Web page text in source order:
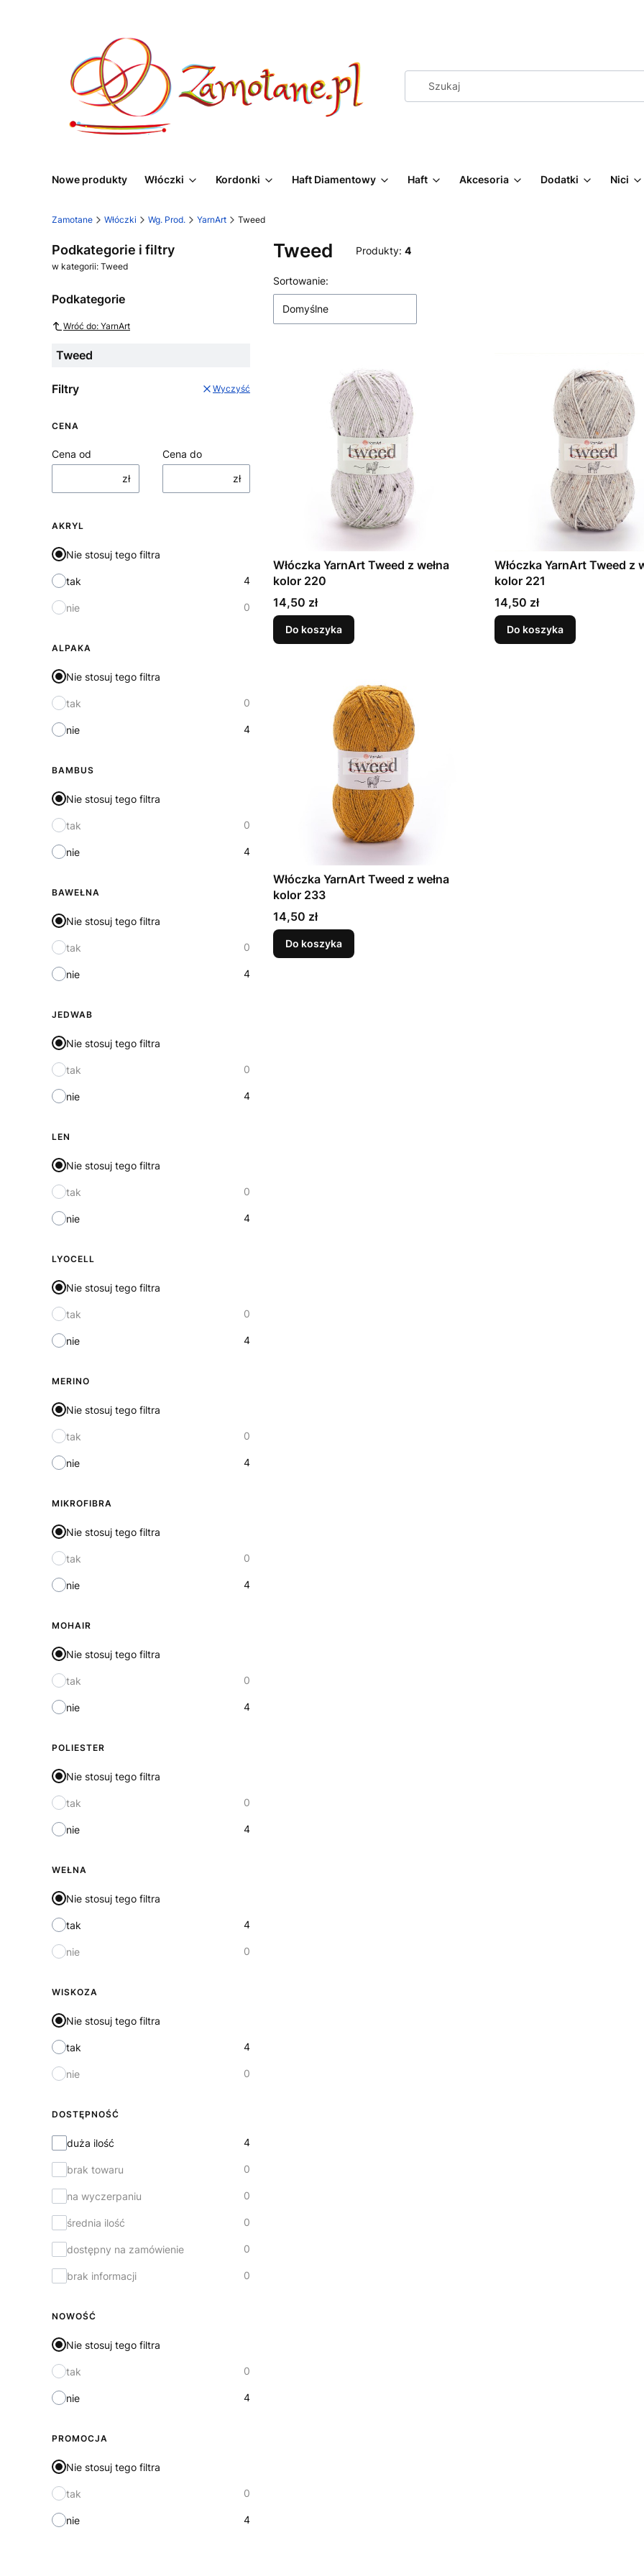
Nowe produkty Włóczki Kordonki Haft Diamentowy Haft Akcesoria Dodatki Nici
Zamotane Włóczki Wg. Prod. YarnArt Tweed
Podkategorie i filtry
w kategorii: Tweed
Podkategorie
Wróć do: YarnArt
Tweed
Filtry Wyczyść
CENA
Cena od
zł
Cena do
zł
AKRYL
Nie stosuj tego filtra
tak 4
nie 0
ALPAKA
Nie stosuj tego filtra
tak 0
nie 4
BAMBUS
Nie stosuj tego filtra
tak 0
nie 4
BAWEŁNA
Nie stosuj tego filtra
tak 0
nie 4
JEDWAB
Nie stosuj tego filtra
tak 0
nie 4
LEN
Nie stosuj tego filtra
tak 0
nie 4
LYOCELL
Nie stosuj tego filtra
tak 0
nie 4
MERINO
Nie stosuj tego filtra
tak 0
nie 4
MIKROFIBRA
Nie stosuj tego filtra
tak 0
nie 4
MOHAIR
Nie stosuj tego filtra
tak 0
nie 4
POLIESTER
Nie stosuj tego filtra
tak 0
nie 4
WEŁNA
Nie stosuj tego filtra
tak 4
nie 0
WISKOZA
Nie stosuj tego filtra
tak 4
nie 0
DOSTĘPNOŚĆ
Dostępność
duża ilość 4
brak towaru 0
na wyczerpaniu 0
średnia ilość 0
dostępny na zamówienie 0
brak informacji 0
NOWOŚĆ
Nie stosuj tego filtra
tak 0
nie 4
PROMOCJA
Nie stosuj tego filtra
tak 0
nie 4
Tweed Produkty: 4
Lista produktów
Sortowanie:
Domyślne
Włóczka YarnArt Tweed z wełna
kolor 220
Cena
14,50 zł
Do koszyka
Włóczka YarnArt Tweed z
kolor 221
Cena
14,50 zł
Do koszyka
Włóczka YarnArt Tweed z wełna
kolor 233
Cena
14,50 zł
Do koszyka